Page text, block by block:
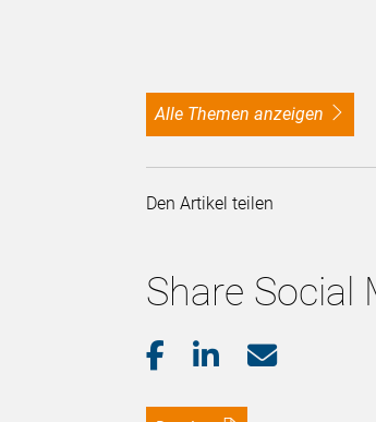
alle Themen anzeigen
Den Artikel teilen
Share Social